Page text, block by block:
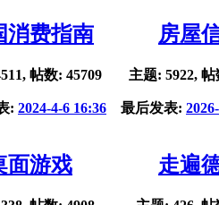
消费指南
帖数: 45709
: 2024-4-6 16:36
房屋
主题: 5922, 帖
最后发表:
面游戏 走遍